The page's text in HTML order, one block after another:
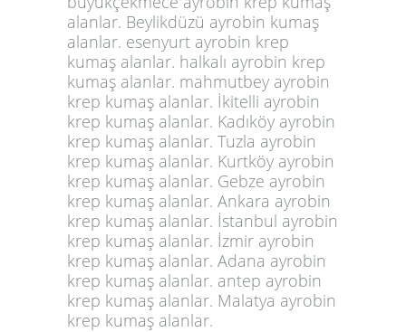
alanlar. Beylikdüzü ayrobin kumaş
alanlar. esenyurt ayrobin krep
kumaş alanlar. halkalı ayrobin krep
kumaş alanlar. mahmutbey ayrobin
krep kumaş alanlar. İkitelli ayrobin
krep kumaş alanlar. Kadıköy ayrobin
krep kumaş alanlar. Tuzla ayrobin
krep kumaş alanlar. Kurtköy ayrobin
krep kumaş alanlar. Gebze ayrobin
krep kumaş alanlar. Ankara ayrobin
krep kumaş alanlar. İstanbul ayrobin
krep kumaş alanlar. İzmir ayrobin
krep kumaş alanlar. Adana ayrobin
krep kumaş alanlar. antep ayrobin
krep kumaş alanlar. Malatya ayrobin
krep kumaş alanlar.